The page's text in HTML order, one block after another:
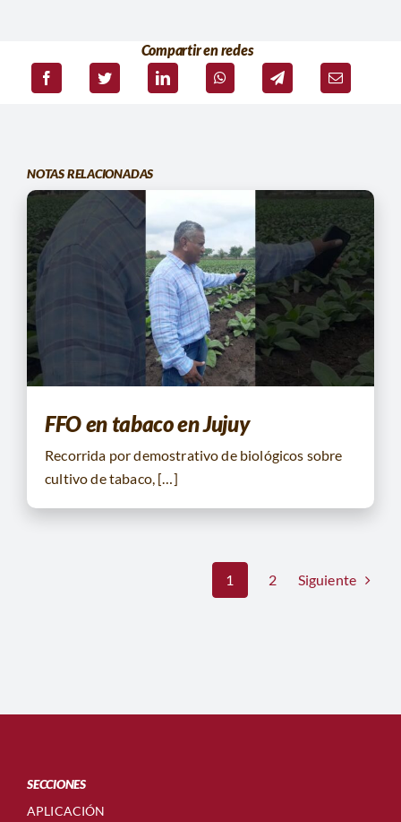
Compartir en redes
NOTAS RELACIONADAS
FFO en tabaco en Jujuy
Recorrida por demostrativo de biológicos sobre
cultivo de tabaco, […]
1 2 Siguiente
SECCIONES
APLICACIÓN